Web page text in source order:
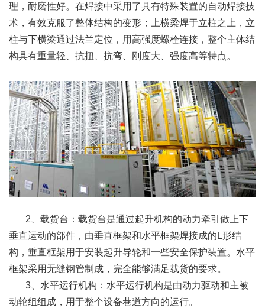
理，耐磨性好。在焊接中采用了具有特殊装置的自动焊接技
术，有效克服了整体结构的变形；上横梁焊于立柱之上，立
柱与下横梁通过法兰定位，用高强度螺栓连接，整个主体结
构具有重量轻、抗扭、抗弯、刚度大、强度高等特点。
2、载货台：载货台是通过起升机构的动力牵引做上下
垂直运动的部件，由垂直框架和水平框架焊接成的L形结
构，垂直框架用于安装起升导轮和一些安全保护装置。水平
框架采用无缝钢管制成，完全能够满足载货的要求。
3、水平运行机构：水平运行机构是由动力驱动和主被
动轮组组成，用于整个设备巷道方向的运行。